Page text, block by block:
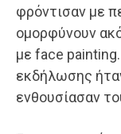
φρόντισαν με
ομορφύνουν
με face
εκδήλωσης
ενθουσίασαν